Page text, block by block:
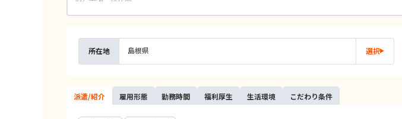
所在地 島根県 選択
派遣/紹介 雇用形態 勤務時間 福利厚生 生活環境 こだわり条件